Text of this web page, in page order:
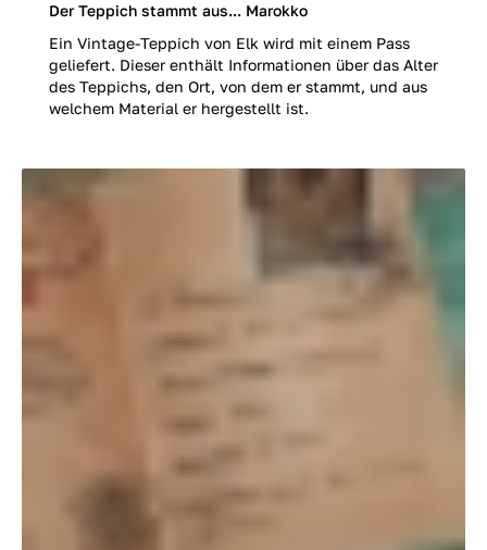
Der Teppich stammt aus... Marokko
Ein Vintage-Teppich von Elk wird mit einem Pass
geliefert. Dieser enthält Informationen über das Alter
des Teppichs, den Ort, von dem er stammt, und aus
welchem Material er hergestellt ist.